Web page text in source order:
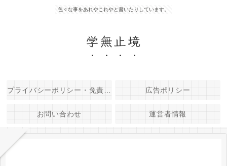
色々な事をあれやこれやと書いたりしています。
学無止境
広告ポリシー
お問い合わせ 運営者情報